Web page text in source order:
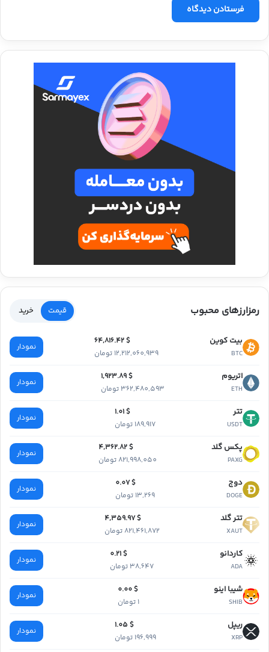
رمزارزهای محبوب قیمت خرید
بیت کوین
BTC
$ 64,816.42
12,212,060,939 تومان
نمودار
اتریوم
ETH
$ 1,923.89
362,480,593 تومان
نمودار
تتر
USDT
$ 1.01
189,917 تومان
نمودار
پکس گلد
PAXG
$ 4,362.82
821,998,050 تومان
نمودار
دوج
DOGE
$ 0.07
13,269 تومان
نمودار
تتر گلد
XAUT
$ 4,359.97
821,461,872 تومان
نمودار
کاردانو
ADA
$ 0.21
38,647 تومان
نمودار
شیبا اینو
SHIB
$ 0.00
1 تومان
نمودار
ریپل
XRP
$ 1.05
196,999 تومان
نمودار